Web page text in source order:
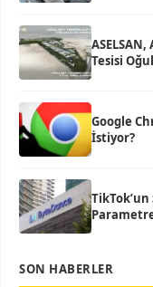
Tesisi
Google
İstiyor?
SON HABERLER